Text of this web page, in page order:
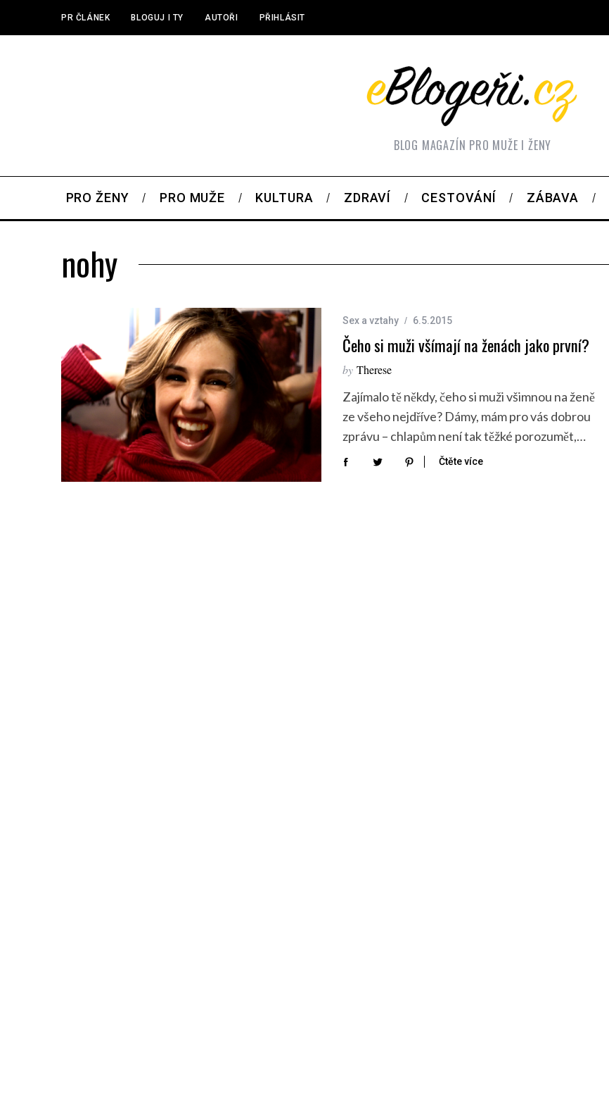
PR ČLÁNEK BLOGUJ I TY AUTOŘI PŘIHLÁSIT
BLOG MAGAZÍN PRO MUŽE I ŽENY
PRO ŽENY PRO MUŽE KULTURA ZDRAVÍ CESTOVÁNÍ ZÁBAVA
nohy
Sex a vztahy 6.5.2015
Čeho si muži všímají na ženách jako první?
by Therese
Zajímalo tě někdy, čeho si muži všimnou na ženě
ze všeho nejdříve? Dámy, mám pro vás dobrou
zprávu – chlapům není tak těžké porozumět,…
Čtěte více